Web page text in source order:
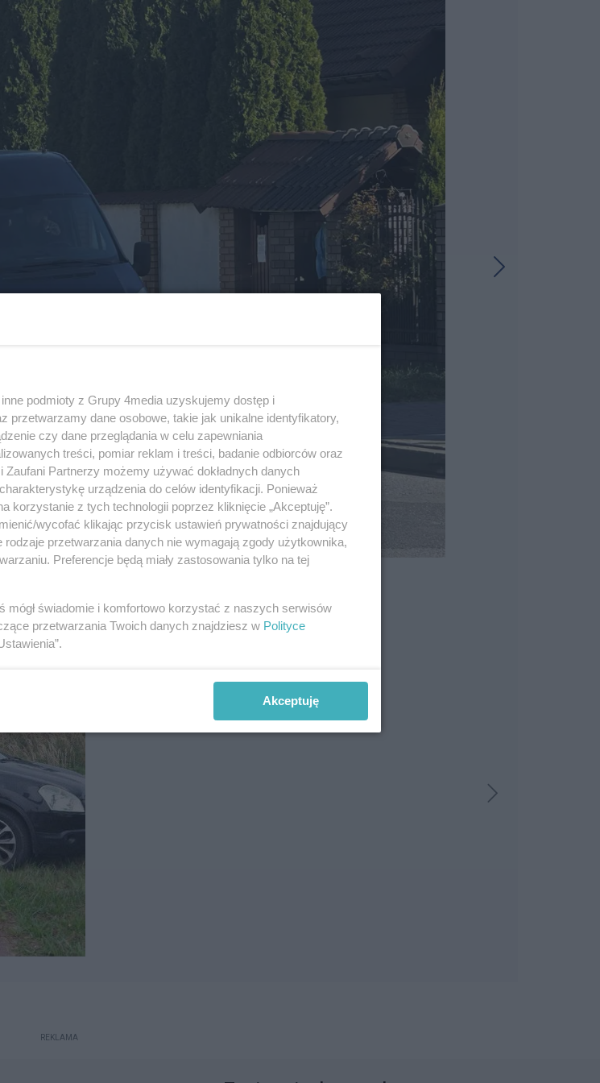
REKLAMA
podmioty z Grupy 4media uzyskujemy dostęp i
przetwarzamy dane osobowe, takie jak unikalne identyfikatory,
czy dane przeglądania w celu zapewniania
treści, pomiar reklam i treści, badanie odbiorców oraz
Zaufani Partnerzy możemy używać dokładnych danych
urządzenia do celów identyfikacji. Ponieważ
korzystanie z tych technologii poprzez kliknięcie „Akceptuję”.
wycofać klikając przycisk ustawień prywatności znajdujący
rodzaje przetwarzania danych nie wymagają zgody użytkownika,
Preferencje będą miały zastosowania tylko na tej
mógł świadomie i komfortowo korzystać z naszych serwisów
przetwarzania Twoich danych znajdziesz w Polityce
Akceptuję